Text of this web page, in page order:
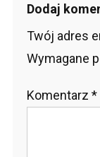
Dodaj
Twój adres
Wymagane
Komentarz *